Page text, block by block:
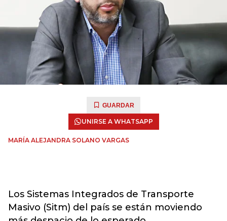
GUARDAR
UNIRSE A WHATSAPP
MARÍA ALEJANDRA SOLANO VARGAS
Los Sistemas Integrados de Transporte
Masivo (Sitm) del país se están moviendo